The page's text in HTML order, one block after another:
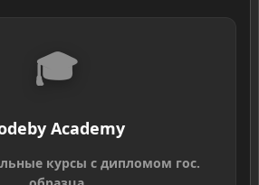
🎓
Academy
курсы с дипломом гос.